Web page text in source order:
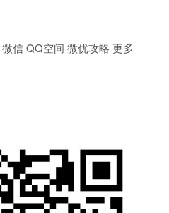
微信QQ空间 微优攻略 更多